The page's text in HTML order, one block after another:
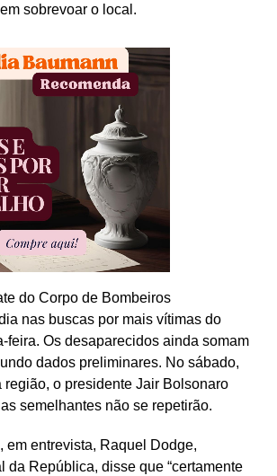
sobrevoar o local.
do Corpo de Bombeiros
nas buscas por mais vítimas do
feira. Os desaparecidos ainda somam
dados preliminares. No sábado,
região, o presidente Jair Bolsonaro
semelhantes não se repetirão.
em entrevista, Raquel Dodge,
da República, disse que “certamente